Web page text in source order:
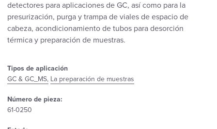
Tipos de aplicación
GC & GC_MS, La preparación de muestras
Número de pieza:
61-0250
detectores para aplicaciones de GC, así como para la
presurización, purga y trampa de viales de espacio de
cabeza, acondicionamiento de tubos para desorción
térmica y preparación de muestras.